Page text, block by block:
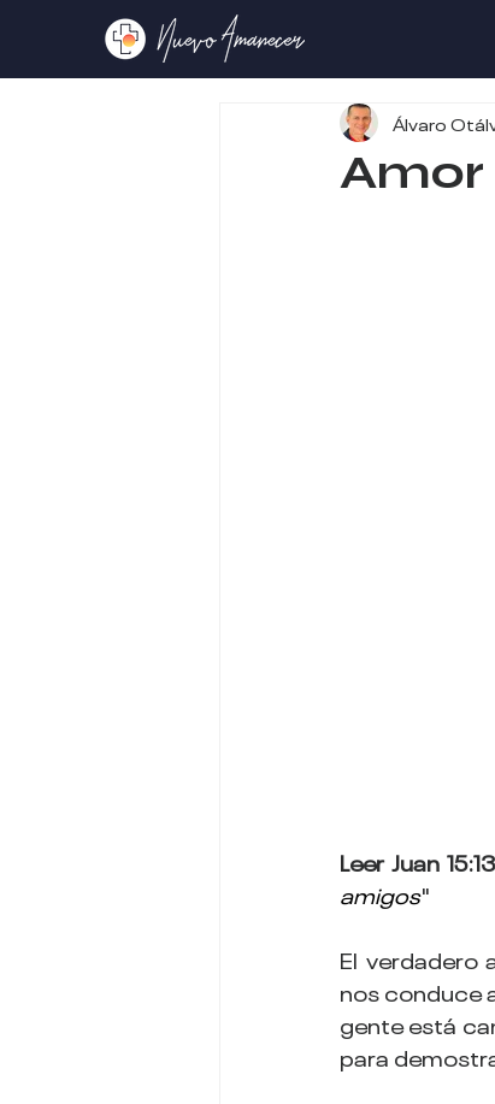
Amor
Álvaro
Leer Juan 15:13
amigos"
El verdadero
nos conduce
gente está
para